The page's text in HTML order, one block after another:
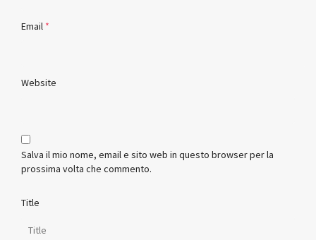
Email *
Website
Salva il mio nome, email e sito web in questo browser per la
prossima volta che commento.
Title